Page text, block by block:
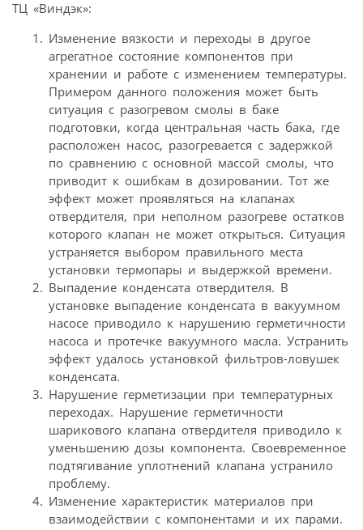
ТЦ «Виндэк»:
Изменение вязкости и переходы в другое
агрегатное состояние компонентов при
хранении и работе с изменением температуры.
Примером данного положения может быть
ситуация с разогревом смолы в баке
подготовки, когда центральная часть бака, где
расположен насос, разогревается с задержкой
по сравнению с основной массой смолы, что
приводит к ошибкам в дозировании. Тот же
эффект может проявляться на клапанах
отвердителя, при неполном разогреве остатков
которого клапан не может открыться. Ситуация
устраняется выбором правильного места
установки термопары и выдержкой времени.
Выпадение конденсата отвердителя. В
установке выпадение конденсата в вакуумном
насосе приводило к нарушению герметичности
насоса и протечке вакуумного масла. Устранить
эффект удалось установкой фильтров-ловушек
конденсата.
Нарушение герметизации при температурных
переходах. Нарушение герметичности
шарикового клапана отвердителя приводило к
уменьшению дозы компонента. Своевременное
подтягивание уплотнений клапана устранило
проблему.
Изменение характеристик материалов при
взаимодействии с компонентами и их парами.